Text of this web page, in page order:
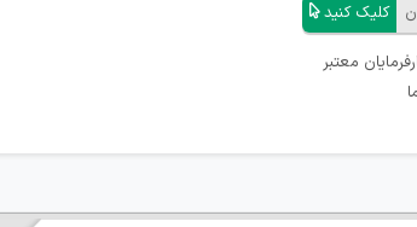
کلیک کنید
معتبر